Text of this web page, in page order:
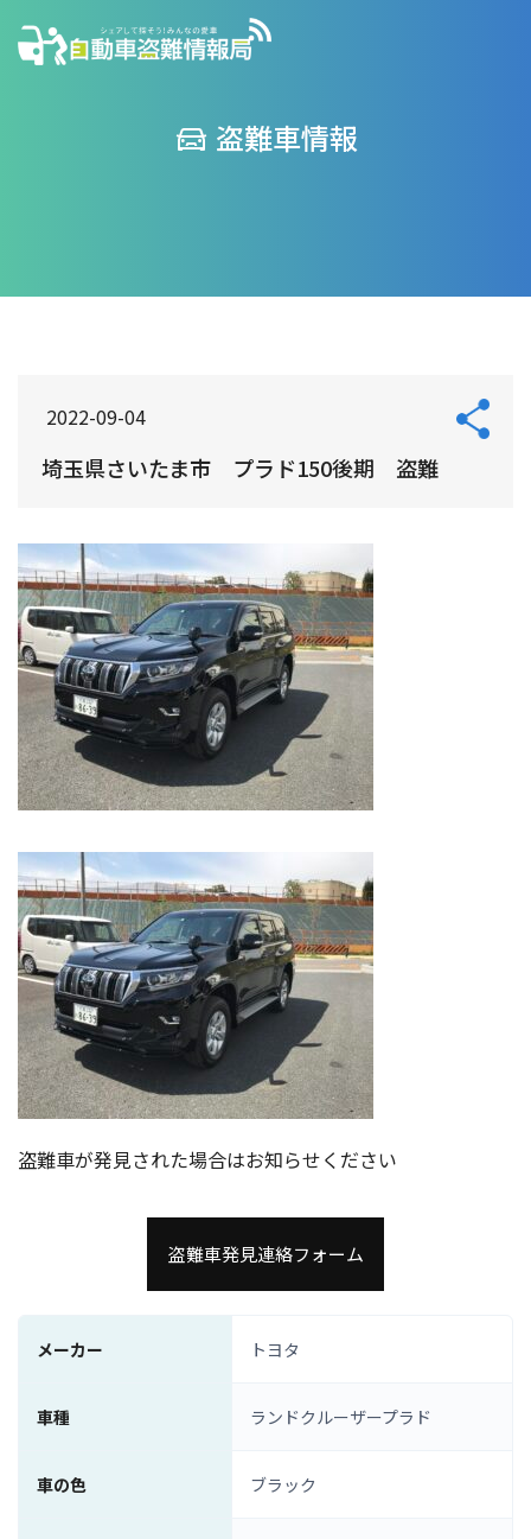
盗難車情報
2022-09-04
埼玉県さいたま市 プラド150後期 盗難
盗難車が発見された場合はお知らせください
盗難車発見連絡フォーム
メーカー トヨタ
車種 ランドクルーザープラド
車の色 ブラック